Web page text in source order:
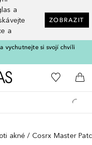
a
a
ZOBRAZIT
vychutnejte si svojí chvíli
Domů K mému
Do
akné Cosrx Master